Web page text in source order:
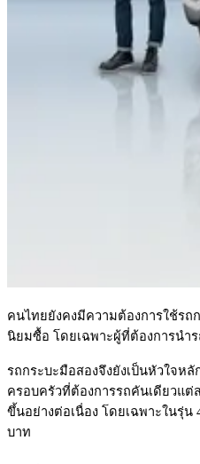
คนไทยยังคงมีความต้องการใช้รถ
นิยมซื้อ โดยเฉพาะผู้ที่ต้องการนำ
รถกระบะมือสองจึงยังเป็นหัวใจห
ครอบครัวที่ต้องการรถคันเดียวแต่
ขึ้นอย่างต่อเนื่อง โดยเฉพาะในรุ่
บาท